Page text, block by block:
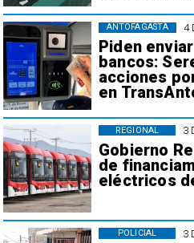
4
Piden
bancos:
acciones
en
ANTOFAGASTA
3
Gobierno
de
eléctricos
REGIONAL
3
POLICIAL